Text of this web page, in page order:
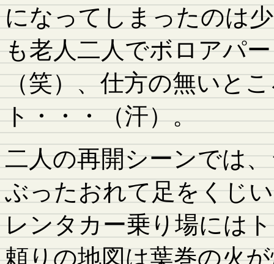
になってしまったのは
も老人二人でボロアパ
（笑）、仕方の無いと
ト・・・（汗）。
二人の再開シーンでは
ぶったおれて足をくじ
レンタカー乗り場には
頼りの地図は葉巻の火